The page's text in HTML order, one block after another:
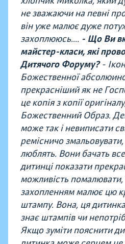
не зважаючи на певні
він уже малює дуже
захоплююсь.... - Що Ви
майстер-класи, які
Дитячого Форуму? -
Божественної
прекрасніший як не
це копія з копії
Божественний Образ.
може так і невиписати
ремісничо змальовувати,
люблять. Вони бачать
дитинці показати
можливість помалювати,
захопленням малює цю
штампу. Вона, ця
знає штампів чи
Якщо зуміти пояснити